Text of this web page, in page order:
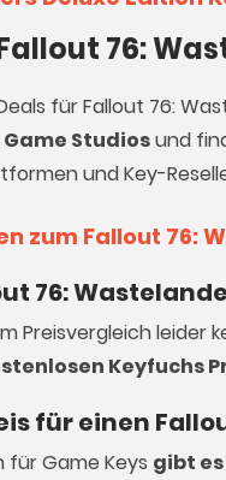
76:
für Fallout 76:
Studiosund
und Key-
zum Fallout 76:
76:
Preisvergleich leider
Keyfuchs
für einen
fürGame Keys gibt